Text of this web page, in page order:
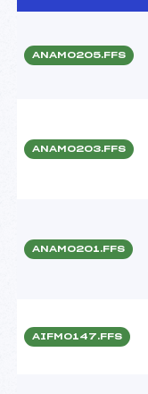
ANAM0205.FFS
ANAM0203.FFS
ANAM0201.FFS
AIFM0147.FFS